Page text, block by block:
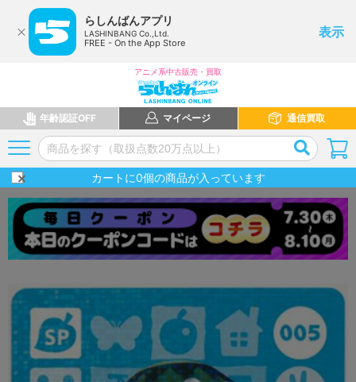
らしんばんアプリ
LASHINBANG Co.,Ltd.
FREE - On the App Store
表示
アニメ系中古販売・買取
年齢認証OFF マイページ 通信買取
カートに0個の商品が入っています